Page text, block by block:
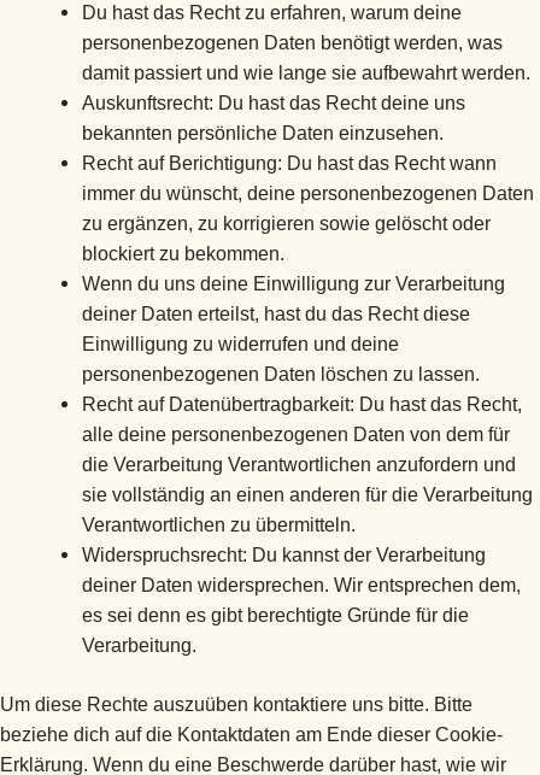
Du hast das Recht zu erfahren, warum deine
personenbezogenen Daten benötigt werden, was
damit passiert und wie lange sie aufbewahrt werden.
Auskunftsrecht: Du hast das Recht deine uns
bekannten persönliche Daten einzusehen.
Recht auf Berichtigung: Du hast das Recht wann
immer du wünscht, deine personenbezogenen Daten
zu ergänzen, zu korrigieren sowie gelöscht oder
blockiert zu bekommen.
Wenn du uns deine Einwilligung zur Verarbeitung
deiner Daten erteilst, hast du das Recht diese
Einwilligung zu widerrufen und deine
personenbezogenen Daten löschen zu lassen.
Recht auf Datenübertragbarkeit: Du hast das Recht,
alle deine personenbezogenen Daten von dem für
die Verarbeitung Verantwortlichen anzufordern und
sie vollständig an einen anderen für die Verarbeitung
Verantwortlichen zu übermitteln.
Widerspruchsrecht: Du kannst der Verarbeitung
deiner Daten widersprechen. Wir entsprechen dem,
es sei denn es gibt berechtigte Gründe für die
Verarbeitung.
Um diese Rechte auszuüben kontaktiere uns bitte. Bitte
beziehe dich auf die Kontaktdaten am Ende dieser Cookie-
Erklärung. Wenn du eine Beschwerde darüber hast, wie wir